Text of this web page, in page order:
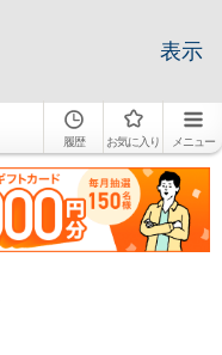
表示
履歴 お気に入り メニュー